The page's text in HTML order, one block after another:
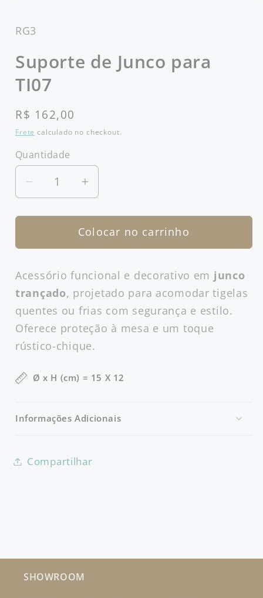
janela
SKU:
RG3
Suporte de Junco para
TI07
Preço
normal
R$ 162,00
Frete calculado no checkout.
Quantidade
Diminuir
quantidade
Suporte
Junco
para
TI07
Aumentar
quantidade
de
Suporte
Junco
para
TI07
Colocar no carrinho
Acessório funcional e decorativo em junco
trançado, projetado para acomodar tigelas
quentes ou frias com segurança e estilo.
Oferece proteção à mesa e um toque
rústico-chique.
Ø x H (cm) = 15 X 12
Informações Adicionais
Compartilhar
SHOWROOM